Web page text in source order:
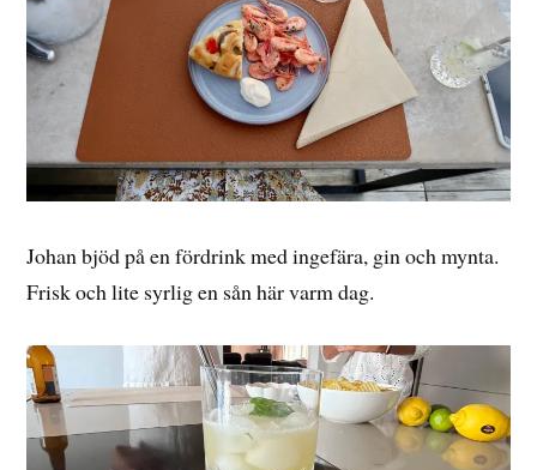
Johan bjöd på en fördrink med ingefära, gin och mynta.
Frisk och lite syrlig en sån här varm dag.